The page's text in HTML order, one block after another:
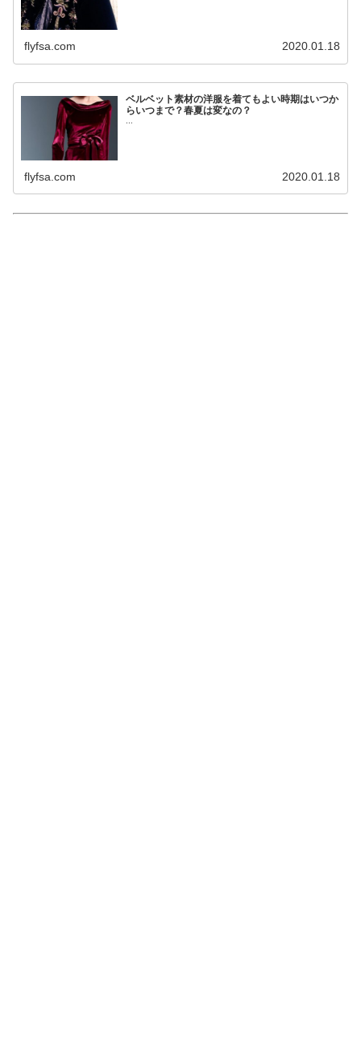
flyfsa.com 2020.01.18
ベルベット素材の洋服を着てもよい時期はいつか
らいつまで？春夏は変なの？
flyfsa.com 2020.01.18